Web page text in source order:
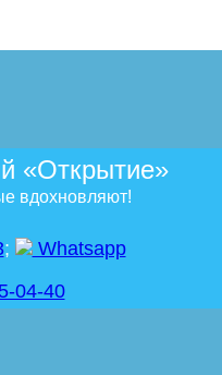
«Открытие»
вдохновляют!
;
Whatsapp
04-40